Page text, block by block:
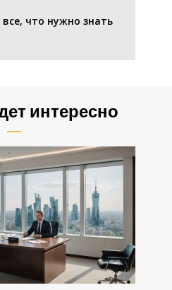
что нужно знать
интересно